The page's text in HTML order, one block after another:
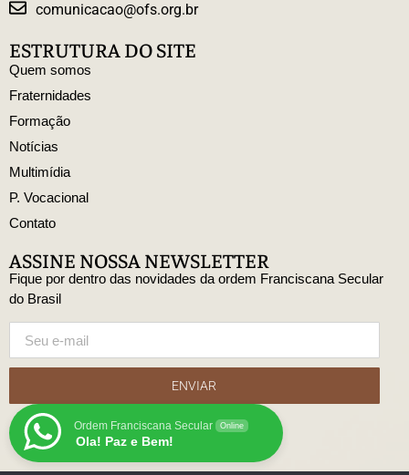
comunicacao@ofs.org.br
ESTRUTURA DO SITE
Quem somos
Fraternidades
Formação
Notícias
Multimídia
P. Vocacional
Contato
ASSINE NOSSA NEWSLETTER
Fique por dentro das novidades da ordem Franciscana Secular
do Brasil
ENVIAR
Ordem Franciscana Secular Online
Ola! Paz e Bem!